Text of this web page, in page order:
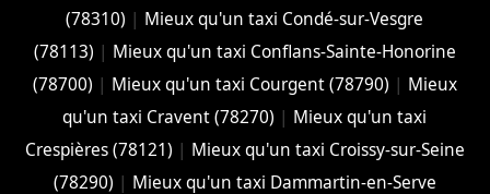
(78310) | Mieux qu'un taxi Condé-sur-Vesgre
(78113) | Mieux qu'un taxi Conflans-Sainte-Honorine
(78700) | Mieux qu'un taxi Courgent (78790) | Mieux
qu'un taxi Cravent (78270) | Mieux qu'un taxi
Crespières (78121) | Mieux qu'un taxi Croissy-sur-Seine
(78290) | Mieux qu'un taxi Dammartin-en-Serve